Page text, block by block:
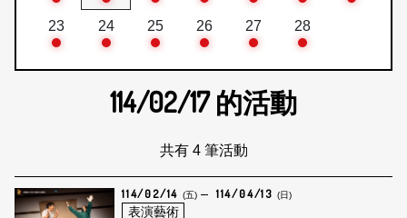
23 24 25 26 27 28
114/02/17的活動
共有 4 筆活動
114/02/14 (五) 114/04/13 (日)
表演藝術